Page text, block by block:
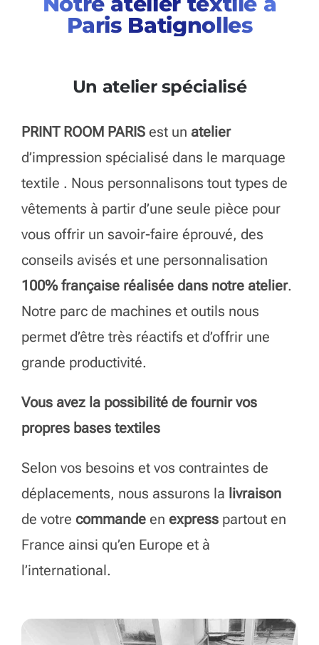
Notre atelier textile à
Un atelier spécialisé
PRINT ROOM PARIS est unatelier
d’impression spécialisé dans le marquage
textile . Nous personnalisons tout types de
vêtements à partir d’une seule pièce pour
vous offrir un savoir-faire éprouvé, des
conseils avisés et une personnalisation
100% française réalisée dans notre atelier
Notre parc de machines et outils nous
permet d’être très réactifs et d’offrir une
Vous avez la possibilité de fournir vos
propres bases textiles
Selon vos besoins et vos contraintes de
déplacements, nous assurons la
France ainsi qu’en Europe et à